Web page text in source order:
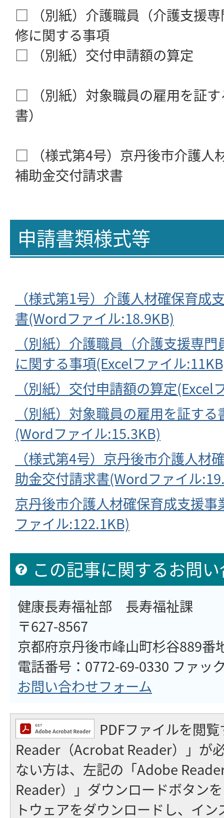
□ （別紙）介護職員（介護支援
修に関する事項
□ （別紙）交付申請額の算定
□ （別紙）対象職員の雇用を証
書）
□ （様式第4号）京丹後市介護人
補助金交付請求書
申請書類様式等
（様式第1号）介護人材確保育成
書(Wordファイル:18.9KB)
（別紙）介護職員（介護支援専
に関する事項(Excelファイル
（別紙）交付申請額の算定(Excel
（別紙）対象職員の雇用を証す
(Wordファイル:15.3KB)
（様式第4号）京丹後市介護人材
助金交付請求書(Wordファイル
京丹後市介護人材確保育成支援事
ファイル:122.1KB)
この記事に関するお問
健康長寿福祉部 長寿福祉課
〒627-8567
京都府京丹後市峰山町杉谷889番
電話番号：0772-69-0330 ファッ
お問い合わせフォーム
PDFファイルを閲
Reader（Acrobat Reader）」が
ない方は、左記の「Adobe
Reader）」ダウンロードボタン
トウェアをダウンロードし、イ